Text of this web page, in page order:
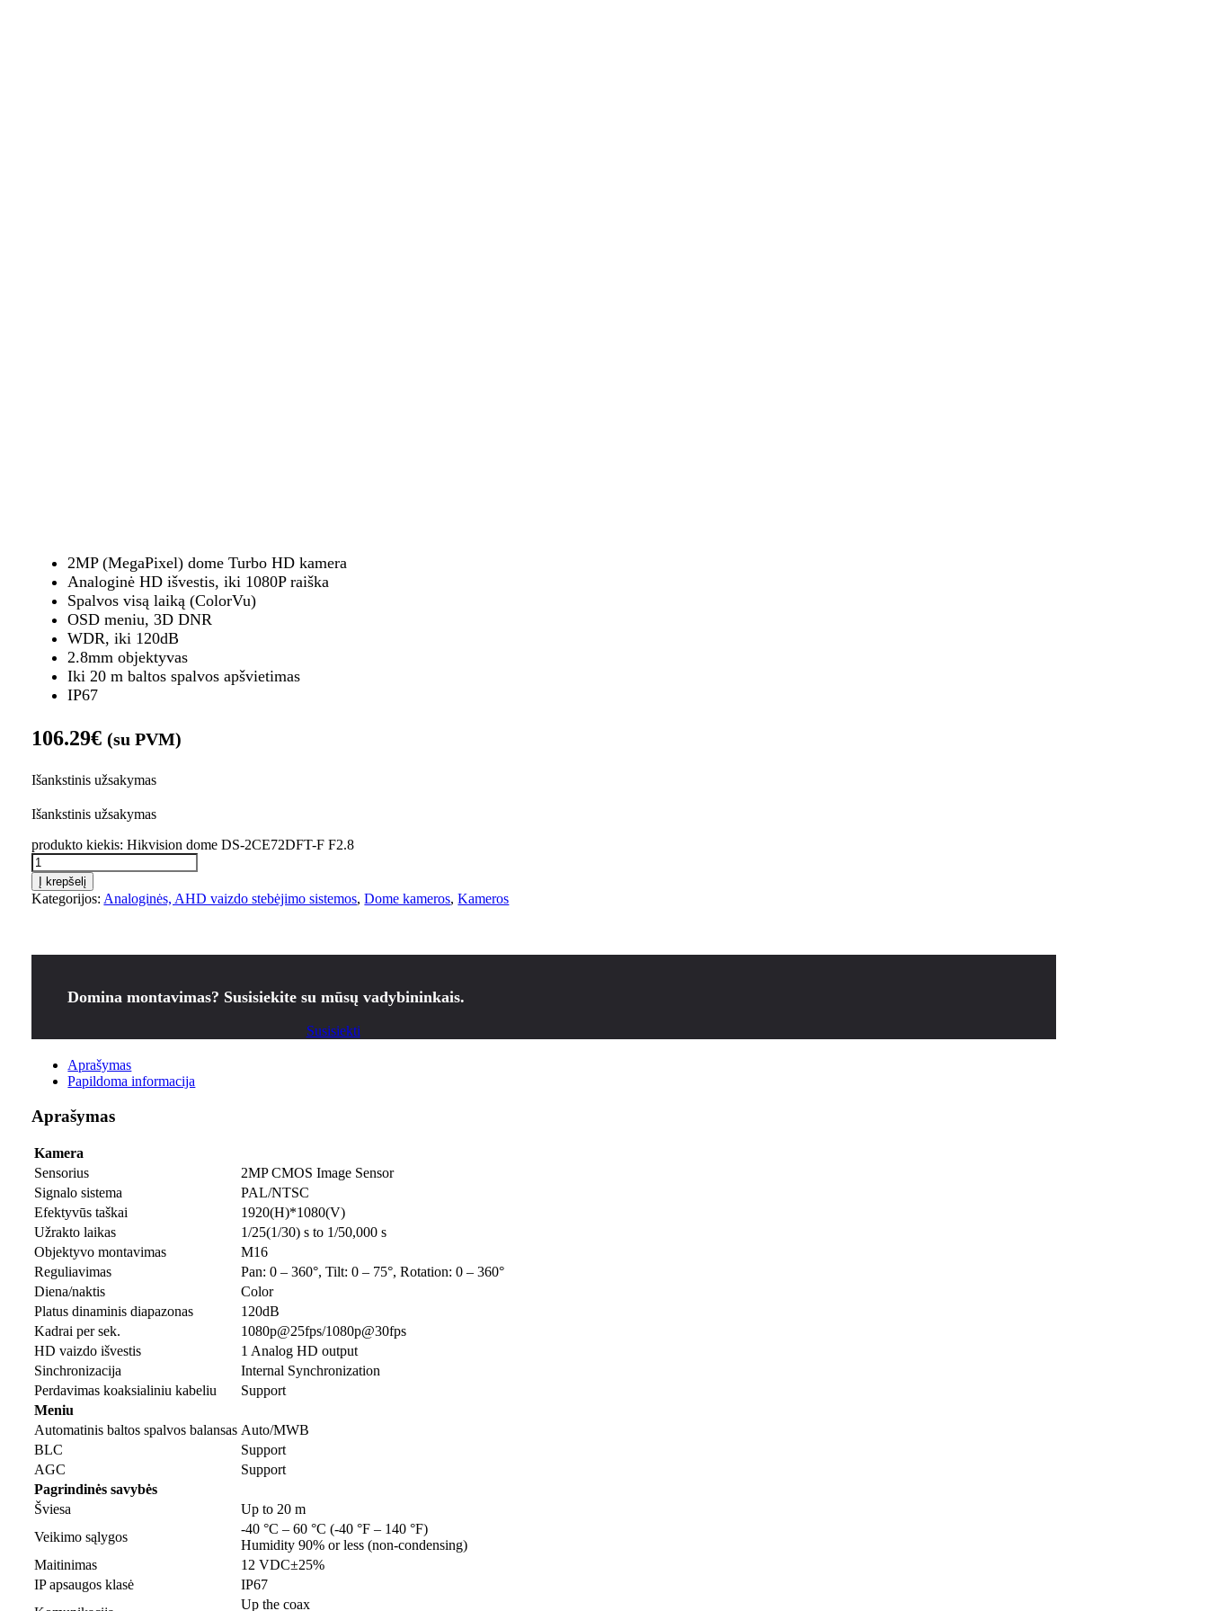
2MP (MegaPixel) dome Turbo HD kamera
Analoginė HD išvestis, iki 1080P raiška
Spalvos visą laiką (ColorVu)
OSD meniu, 3D DNR
WDR, iki 120dB
2.8mm objektyvas
Iki 20 m baltos spalvos apšvietimas
IP67
106.29€ (su PVM)
Išankstinis užsakymas
Išankstinis užsakymas
produkto kiekis: Hikvision dome DS-2CE72DFT-F F2.8
Į krepšelį
Kategorijos: Analoginės, AHD vaizdo stebėjimo sistemos,Dome kameros,Kameros
Domina montavimas? Susisiekite su mūsų vadybininkais.
Susisiekti
Aprašymas
Papildoma informacija
Aprašymas
Kamera
Sensorius
2MP CMOS Image Sensor
Signalo sistema
PAL/NTSC
Efektyvūs taškai
1920(H)*1080(V)
Užrakto laikas
1/25(1/30) s to 1/50,000 s
Objektyvo montavimas
M16
Reguliavimas
Pan: 0 – 360°, Tilt: 0 – 75°, Rotation: 0 – 360°
Diena/naktis
Color
Platus dinaminis diapazonas
120dB
Kadrai per sek.
1080p@25fps/1080p@30fps
HD vaizdo išvestis
1 Analog HD output
Sinchronizacija
Internal Synchronization
Perdavimas koaksialiniu kabeliu
Support
Meniu
Automatinis baltos spalvos balansas Auto/MWB
BLC
Support
AGC
Support
Pagrindinės savybės
Šviesa
Up to 20 m
Veikimo sąlygos
-40 °C – 60 °C (-40 °F – 140 °F)
Humidity 90% or less (non-condensing)
Maitinimas
12 VDC±25%
IP apsaugos klasė
IP67
Up the coax